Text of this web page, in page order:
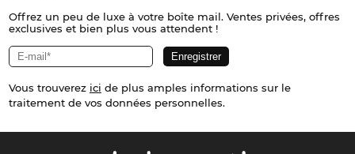
Offrez un peu de luxe à votre boîte mail. Ventes privées, offres
exclusives et bien plus vous attendent !
Vous trouverez ici de plus amples informations sur le
traitement de vos données personnelles.